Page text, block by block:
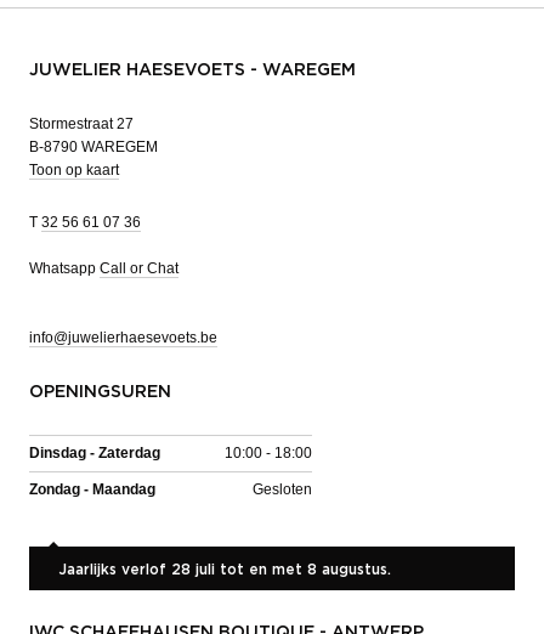
JUWELIER HAESEVOETS - WAREGEM
Stormestraat 27
B-8790 WAREGEM
Toon op kaart
T 32 56 61 07 36
Whatsapp Call or Chat
info@juwelierhaesevoets.be
OPENINGSUREN
Dinsdag - Zaterdag 10:00 - 18:00
Zondag - Maandag Gesloten
Jaarlijks verlof 28 juli tot en met 8 augustus.